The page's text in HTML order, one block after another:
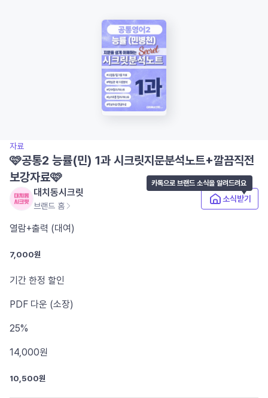
자료
🩷공통2 능률(민) 1과 시크릿지문분석노트+깔끔직전
보강자료🩷
대치동시크릿
브랜드 홈
소식받기
카톡으로 브랜드 소식을 알려드려요
열람+출력 (대여)
7,000원
기간 한정 할인
PDF 다운 (소장)
25%
14,000원
10,500원